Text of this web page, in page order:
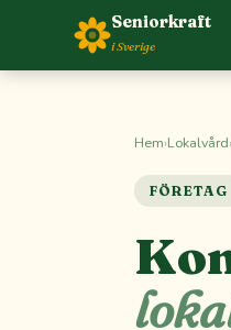
Seniorkraft
i Sverige
Hem›Lokalvård›
FÖRETAG